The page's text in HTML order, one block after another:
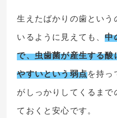
生えたばかりの歯とい
いるように見えても、中
で、虫歯菌が産生する
やすいという弱点を持
がしっかりしてくるま
ておくと安心です。